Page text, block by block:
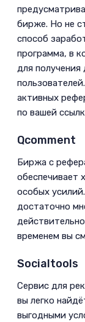
бирже. Но не
способ
программа, в
для получения
активных
по вашей
Qcomment­
Биржа с
обеспечивает
особых
достаточно
временем вы
Socialtools­
Сервис для
вы легко
выгодными